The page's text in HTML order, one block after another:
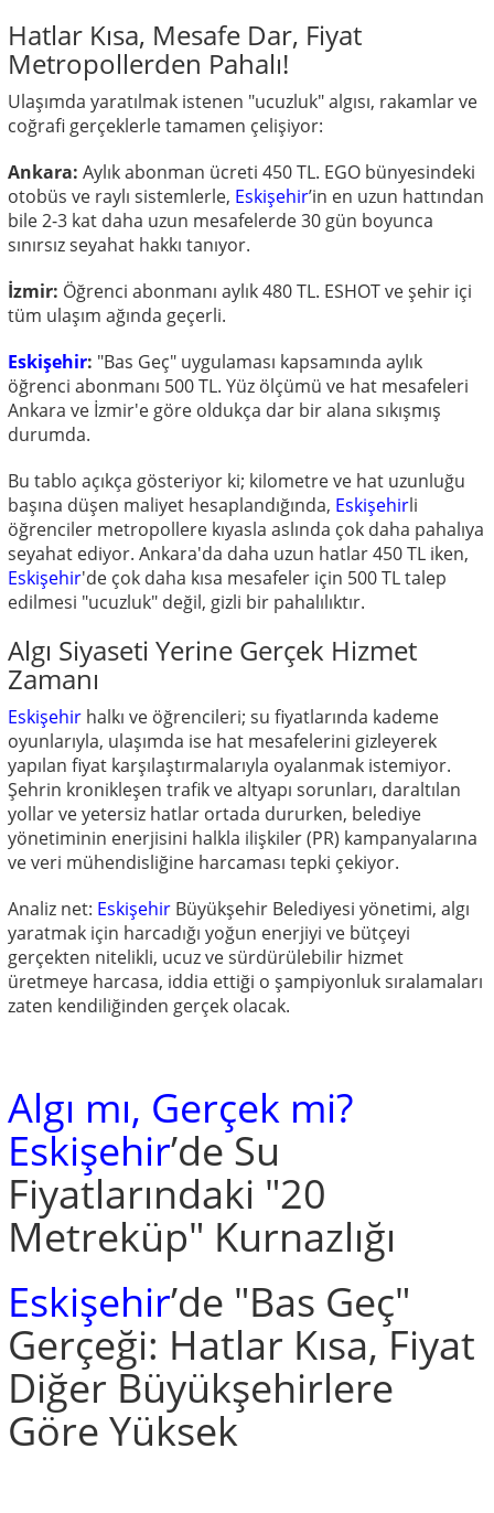
Hatlar Kısa, Mesafe Dar, Fiyat
Metropollerden Pahalı!
Ulaşımda yaratılmak istenen "ucuzluk" algısı, rakamlar ve
coğrafi gerçeklerle tamamen çelişiyor:
Ankara: Aylık abonman ücreti 450 TL. EGO bünyesindeki
otobüs ve raylı sistemlerle, Eskişehir’in en uzun hattından
bile 2-3 kat daha uzun mesafelerde 30 gün boyunca
sınırsız seyahat hakkı tanıyor.
İzmir: Öğrenci abonmanı aylık 480 TL. ESHOT ve şehir içi
tüm ulaşım ağında geçerli.
Eskişehir: "Bas Geç" uygulaması kapsamında aylık
öğrenci abonmanı 500 TL. Yüz ölçümü ve hat mesafeleri
Ankara ve İzmir'e göre oldukça dar bir alana sıkışmış
durumda.
Bu tablo açıkça gösteriyor ki; kilometre ve hat uzunluğu
başına düşen maliyet hesaplandığında, Eskişehirli
öğrenciler metropollere kıyasla aslında çok daha pahalıya
seyahat ediyor. Ankara'da daha uzun hatlar 450 TL iken,
Eskişehir'de çok daha kısa mesafeler için 500 TL talep
edilmesi "ucuzluk" değil, gizli bir pahalılıktır.
Algı Siyaseti Yerine Gerçek Hizmet
Zamanı
Eskişehir halkı ve öğrencileri; su fiyatlarında kademe
oyunlarıyla, ulaşımda ise hat mesafelerini gizleyerek
yapılan fiyat karşılaştırmalarıyla oyalanmak istemiyor.
Şehrin kronikleşen trafik ve altyapı sorunları, daraltılan
yollar ve yetersiz hatlar ortada dururken, belediye
yönetiminin enerjisini halkla ilişkiler (PR) kampanyalarına
ve veri mühendisliğine harcaması tepki çekiyor.
Analiz net: Eskişehir Büyükşehir Belediyesi yönetimi, algı
yaratmak için harcadığı yoğun enerjiyi ve bütçeyi
gerçekten nitelikli, ucuz ve sürdürülebilir hizmet
üretmeye harcasa, iddia ettiği o şampiyonluk sıralamaları
zaten kendiliğinden gerçek olacak.
Algı mı, Gerçek mi?
Eskişehir’de Su
Fiyatlarındaki "20
Metreküp" Kurnazlığı
Eskişehir’de "Bas Geç"
Gerçeği: Hatlar Kısa, Fiyat
Diğer Büyükşehirlere
Göre Yüksek